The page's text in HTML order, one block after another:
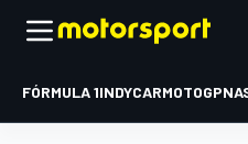
FÓRMULA 1INDYCARMOTOGP